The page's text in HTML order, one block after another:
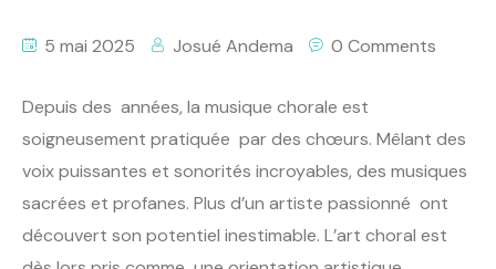
5 mai 2025 Josué Andema 0 Comments
Depuis des années, la musique chorale est
soigneusement pratiquée par des chœurs. Mêlant des
voix puissantes et sonorités incroyables, des musiques
sacrées et profanes. Plus d’un artiste passionné ont
découvert son potentiel inestimable. L’art choral est